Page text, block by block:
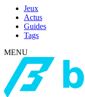
Jeux
Actus
Guides
Tags
MENU